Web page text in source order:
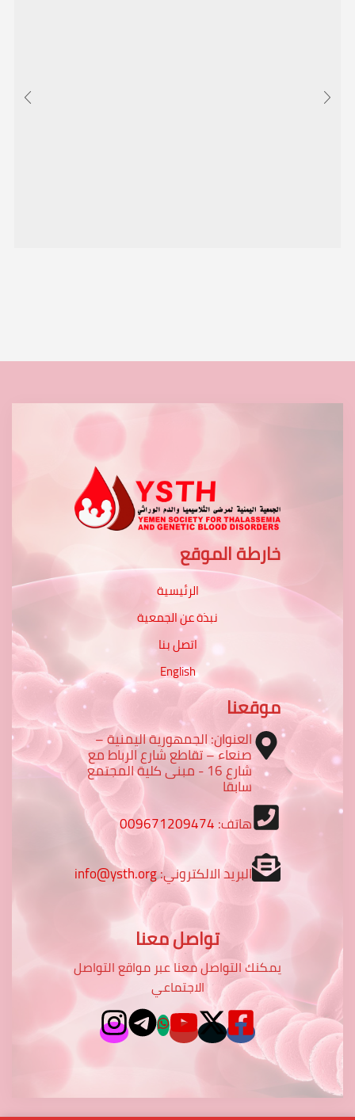
خارطة الموقع
الرئيسية
نبذة عن الجمعية
اتصل بنا
English
موقعنا
العنوان: الجمهورية اليمنية –
صنعاء – تقاطع شارع الرباط مع
شارع 16 - مبنى كلية المجتمع
سابقا
هاتف:009671209474
البريد الالكتروني:info@ysth.org
تواصل معنا
يمكنك التواصل معنا عبر مواقع التواصل
الاجتماعي